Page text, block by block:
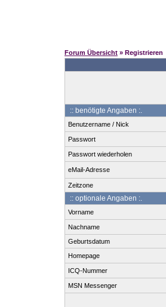
Forum Übersicht » Registrieren
:: benötigte Angaben :.
Benutzername / Nick
Passwort
Passwort wiederholen
eMail-Adresse
Zeitzone
:: optionale Angaben :.
Vorname
Nachname
Geburtsdatum
Homepage
ICQ-Nummer
MSN Messenger